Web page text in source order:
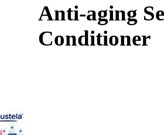
Anti-aging
Conditioner